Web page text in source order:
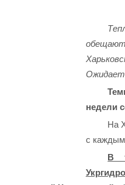
недели
На
с каждым
В